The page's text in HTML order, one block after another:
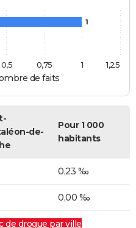
de faits
1
1
0,5 0,75 1,25
de-
Pour 1 000
habitants
0,23 ‰
0,00 ‰
de drogue par ville